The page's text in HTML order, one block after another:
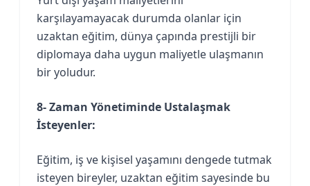
karşılayamayacak durumda olanlar için
uzaktan eğitim, dünya çapında prestijli bir
diplomaya daha uygun maliyetle ulaşmanın
bir yoludur.
8- Zaman Yönetiminde Ustalaşmak
İsteyenler:
Eğitim, iş ve kişisel yaşamını dengede tutmak
isteyen bireyler, uzaktan eğitim sayesinde bu